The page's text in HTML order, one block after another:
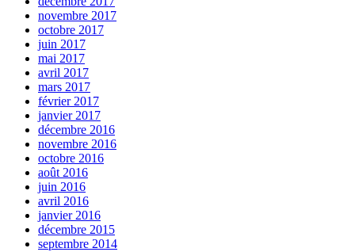
novembre 2017
octobre 2017
juin 2017
mai 2017
avril 2017
mars 2017
février 2017
janvier 2017
décembre 2016
novembre 2016
octobre 2016
août 2016
juin 2016
avril 2016
janvier 2016
décembre 2015
septembre 2014